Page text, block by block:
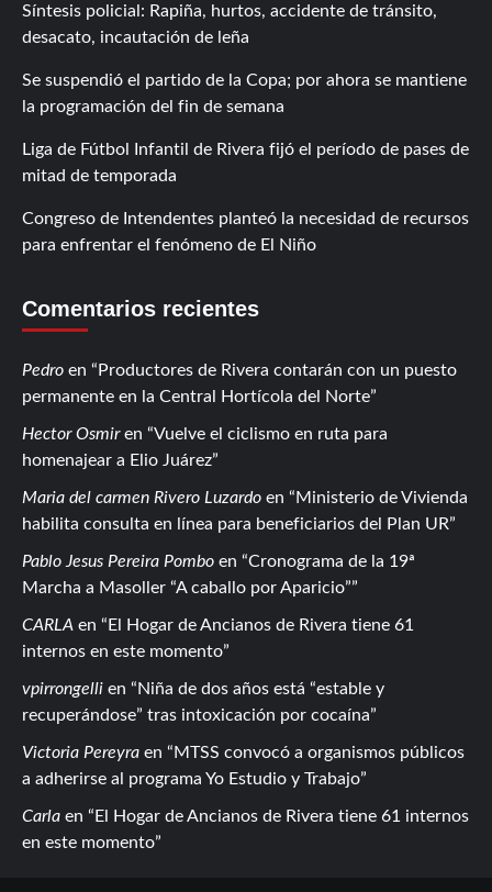
Síntesis policial: Rapiña, hurtos, accidente de tránsito,
desacato, incautación de leña
Se suspendió el partido de la Copa; por ahora se mantiene
la programación del fin de semana
Liga de Fútbol Infantil de Rivera fijó el período de pases de
mitad de temporada
Congreso de Intendentes planteó la necesidad de recursos
para enfrentar el fenómeno de El Niño
Comentarios recientes
Pedro en
Productores de Rivera contarán con un puesto
permanente en la Central Hortícola del Norte
Hector Osmiren
Vuelve el ciclismo en ruta para
homenajear a Elio Juárez
Maria del carmen Rivero Luzardo en
Ministerio de Vivienda
habilita consulta en línea para beneficiarios del Plan UR
Pablo Jesus Pereira Pombo en
Cronograma de la 19ª
Marcha a Masoller “A caballo por Aparicio”
CARLA en
El Hogar de Ancianos de Rivera tiene 61
internos en este momento
vpirrongelli en
Niña de dos años está “estable y
recuperándose” tras intoxicación por cocaína
Victoria Pereyra en
MTSS convocó a organismos públicos
a adherirse al programa Yo Estudio y Trabajo
Carla en
El Hogar de Ancianos de Rivera tiene 61 internos
en este momento